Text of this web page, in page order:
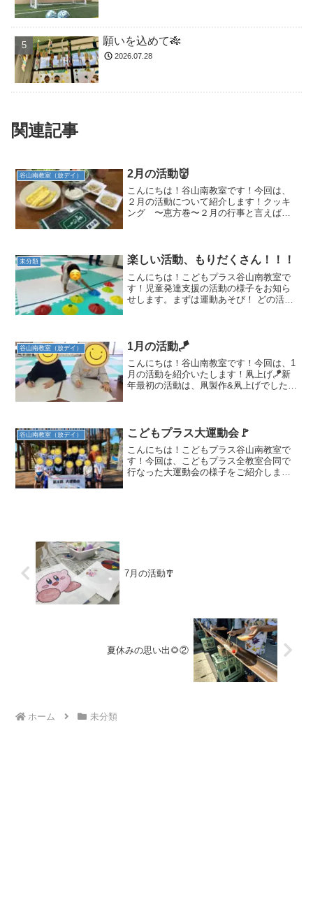
願いを込めて🎋
2026.07.28
関連記事
谷山南教室（放デイ） 2月の活動👹
こんにちは！谷山南教室です！今回は、
２月の活動について紹介します！クッキ
ング 〜恵方巻〜２月の行事と言えば節
今回は、きゅうり、たまご...
未分類 楽しい活動、もりだくさん！！！
こんにちは！こどもプラス谷山南教室で
す！児童発達支援の活動の様子をお知ら
せします。まずは運動あそび！ どの活動
ちもとっても嬉しそうに...
谷山南教室（放デイ） 1月の活動🪁
こんにちは！谷山南教室です！今回は、1
月の活動を紹介いたします！凧上げ🪁新
年最初の活動は、凧製作&凧上げでした！
ました✨絵の具やペン...
谷山南教室（放デイ） こどもプラス大運動会🚩
こんにちは！こどもプラス谷山南教室で
す！今回は、こどもプラス全教室合同で
行なった大運動会の様子をご紹介します
7月の活動🎐
夏休みの思い出🌻②
ホーム 未分類